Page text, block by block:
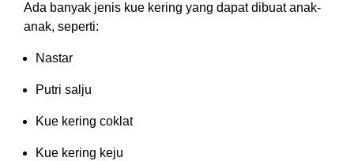
Ada banyak jenis kue kering yang dapat dibuat anak-
anak, seperti:
Nastar
Putri salju
Kue kering coklat
Kue kering keju